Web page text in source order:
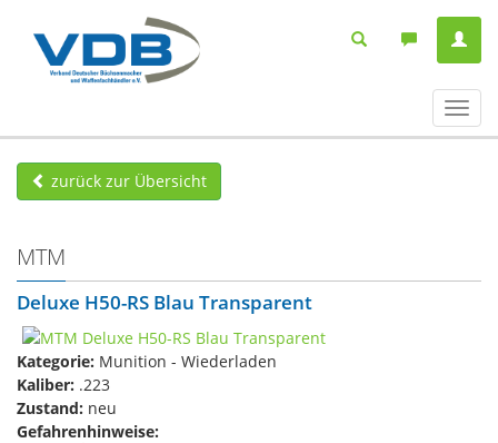
ein-/
zurück zur Übersicht
MTM
Deluxe H50-RS Blau Transparent
Kategorie: Munition - Wiederladen
Kaliber: .223
Zustand: neu
Gefahrenhinweise: